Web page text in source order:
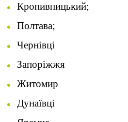
Кропивницький;
Полтава;
Чернівці
Запоріжжя
Житомир
Дунаївці